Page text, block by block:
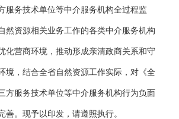
服务技术单位等中介服务机构全过程监
然资源相关业务工作的各类中介服务机构
化营商环境，推动形成亲清政商关系和守
境，结合全省自然资源工作实际，对《全
方服务技术单位等中介服务机构行为负面
善。现予以印发，请遵照执行。